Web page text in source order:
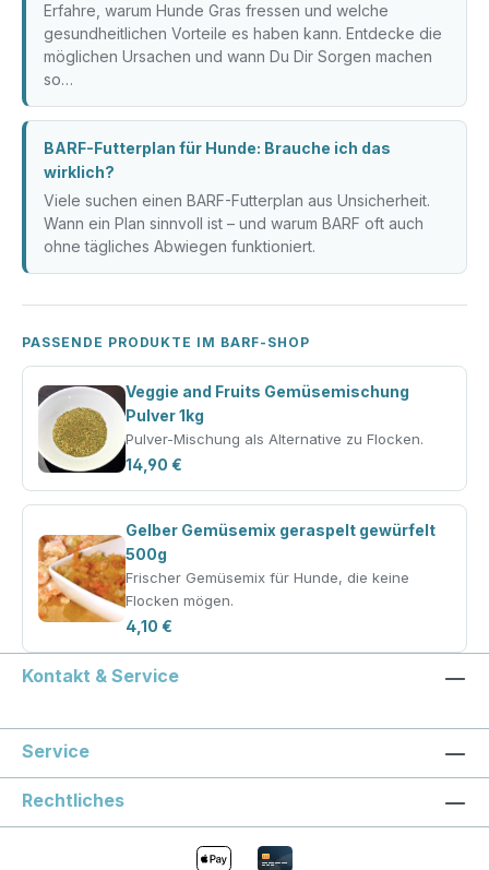
Erfahre, warum Hunde Gras fressen und welche
gesundheitlichen Vorteile es haben kann. Entdecke die
möglichen Ursachen und wann Du Dir Sorgen machen
so…
BARF-Futterplan für Hunde: Brauche ich das
wirklich?
Viele suchen einen BARF-Futterplan aus Unsicherheit.
Wann ein Plan sinnvoll ist – und warum BARF oft auch
ohne tägliches Abwiegen funktioniert.
PASSENDE PRODUKTE IM BARF-SHOP
Veggie and Fruits Gemüsemischung
Pulver 1kg
Pulver-Mischung als Alternative zu Flocken.
14,90 €
Gelber Gemüsemix geraspelt gewürfelt
500g
Frischer Gemüsemix für Hunde, die keine
Flocken mögen.
4,10 €
Kontakt & Service
Service
Rechtliches